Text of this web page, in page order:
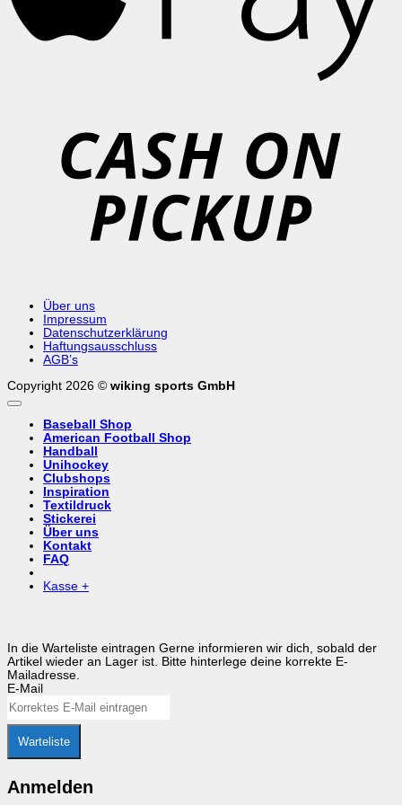
Über uns
Impressum
Datenschutzerklärung
Haftungsausschluss
AGB’s
Copyright 2026 © wiking sports GmbH
Baseball Shop
American Football Shop
Handball
Unihockey
Clubshops
Inspiration
Textildruck
Stickerei
Über uns
Kontakt
FAQ
Kasse +
In die Warteliste eintragen Gerne informieren wir dich, sobald der
Artikel wieder an Lager ist. Bitte hinterlege deine korrekte E-
Mailadresse.
E-Mail
Warteliste
Anmelden